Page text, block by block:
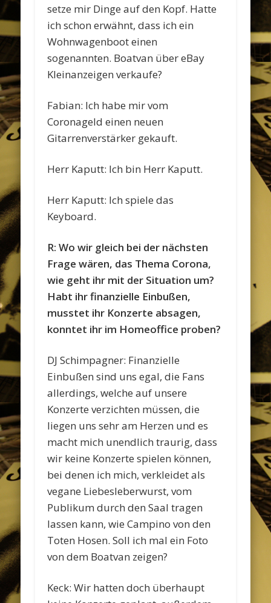
setze mir Dinge auf den Kopf. Hatte
ich schon erwähnt, dass ich ein
Wohnwagenboot einen
sogenannten. Boatvan über eBay
Kleinanzeigen verkaufe?
Fabian: Ich habe mir vom
Coronageld einen neuen
Gitarrenverstärker gekauft.
Herr Kaputt: Ich bin Herr Kaputt.
Herr Kaputt: Ich spiele das
Keyboard.
R: Wo wir gleich bei der nächsten
Frage wären, das Thema Corona,
wie geht ihr mit der Situation um?
Habt ihr finanzielle Einbußen,
musstet ihr Konzerte absagen,
konntet ihr im Homeoffice proben?
DJ Schimpagner: Finanzielle
Einbußen sind uns egal, die Fans
allerdings, welche auf unsere
Konzerte verzichten müssen, die
liegen uns sehr am Herzen und es
macht mich unendlich traurig, dass
wir keine Konzerte spielen können,
bei denen ich mich, verkleidet als
vegane Liebesleberwurst, vom
Publikum durch den Saal tragen
lassen kann, wie Campino von den
Toten Hosen. Soll ich mal ein Foto
von dem Boatvan zeigen?
Keck: Wir hatten doch überhaupt